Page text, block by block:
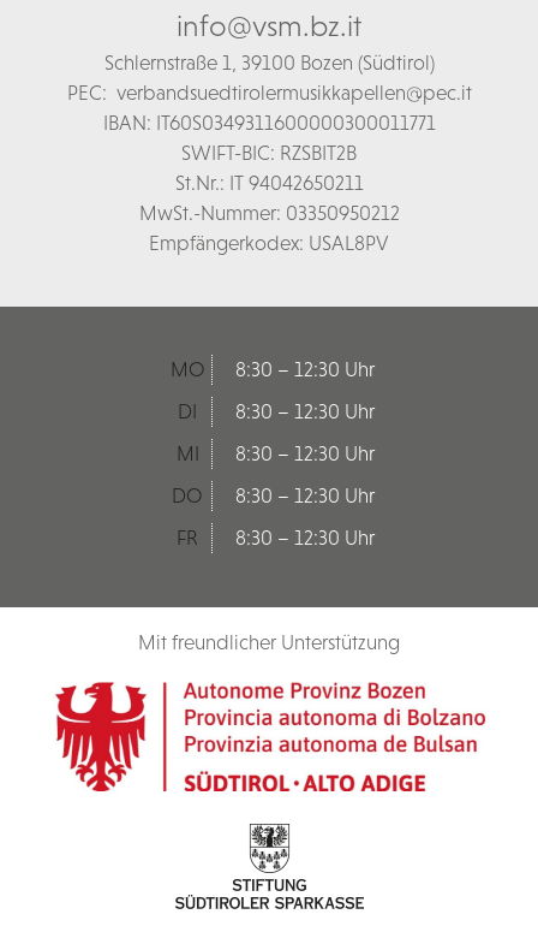
info@vsm.bz.it
Schlernstraße 1, 39100 Bozen (Südtirol)
PEC: verbandsuedtirolermusikkapellen@pec.it
IBAN: IT60S0349311600000300011771
SWIFT-BIC: RZSBIT2B
St.Nr.: IT 94042650211
MwSt.-Nummer: 03350950212
Empfängerkodex: USAL8PV
MO
8:30 – 12:30 Uhr
DI
8:30 – 12:30 Uhr
MI
8:30 – 12:30 Uhr
DO
8:30 – 12:30 Uhr
FR
8:30 – 12:30 Uhr
Mit freundlicher Unterstützung